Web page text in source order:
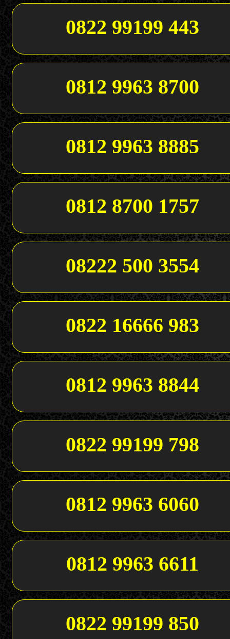
0822 99199 443
0812 9963 8700
0812 9963 8885
0812 8700 1757
08222 500 3554
0822 16666 983
0812 9963 8844
0822 99199 798
0812 9963 6060
0812 9963 6611
0822 99199 850